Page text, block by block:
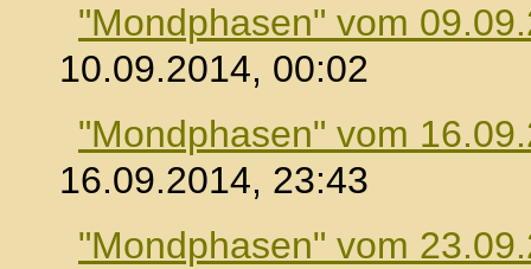
"Mondphasen" vom
10.09.2014, 00:02
"Mondphasen" vom
16.09.2014, 23:43
"Mondphasen" vom